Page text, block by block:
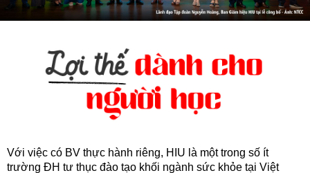
Với việc có BV thực hành riêng, HIU là một trong số ít
trường ĐH tư thục đào tạo khối ngành sức khỏe tại Việt